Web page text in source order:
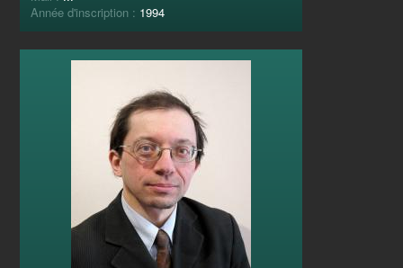
Année d'inscription : 1994